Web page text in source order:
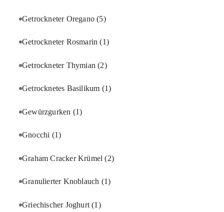
Getrockneter Oregano(5)
Getrockneter Rosmarin(1)
Getrockneter Thymian(2)
Getrocknetes Basilikum (1)
Gewürzgurken (1)
Gnocchi (1)
Graham Cracker Krümel(2)
Granulierter Knoblauch (1)
Griechischer Joghurt(1)